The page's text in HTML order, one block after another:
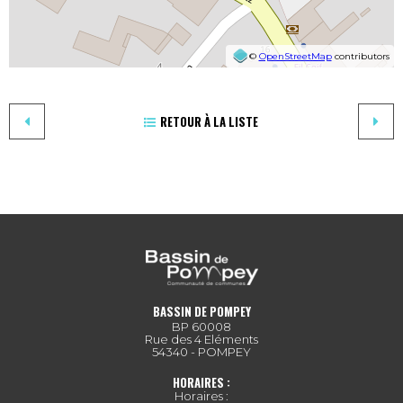
© OpenStreetMapcontributors
RETOUR À LA LISTE
BASSIN DE POMPEY
BP 60008
Rue des 4 Eléments
54340 - POMPEY
HORAIRES :
Horaires :